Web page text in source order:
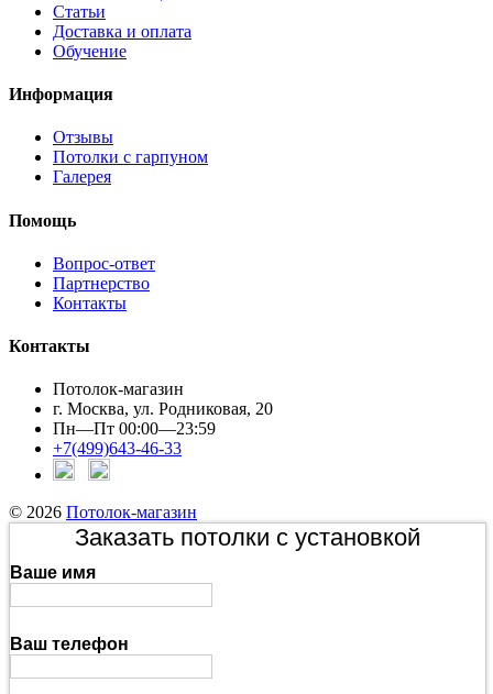
Статьи
Доставка и оплата
Обучение
Информация
Отзывы
Потолки с гарпуном
Галерея
Помощь
Вопрос-ответ
Партнерство
Контакты
Контакты
Потолок-магазин
г. Москва, ул. Родниковая, 20
Пн—Пт 00:00—23:59
+7(499)643-46-33
© 2026 Потолок-магазин
Заказать потолки с установкой
Ваше имя
Ваш телефон